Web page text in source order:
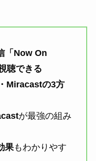
「Now On
聴できる
Miracastの3方
が最強の組み
果もわかりやす